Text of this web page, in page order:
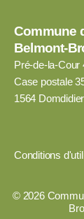
Commune
Belmont-
Pré-de-la-Cour
Case postale
1564 Domdidier
Conditions
© 2026